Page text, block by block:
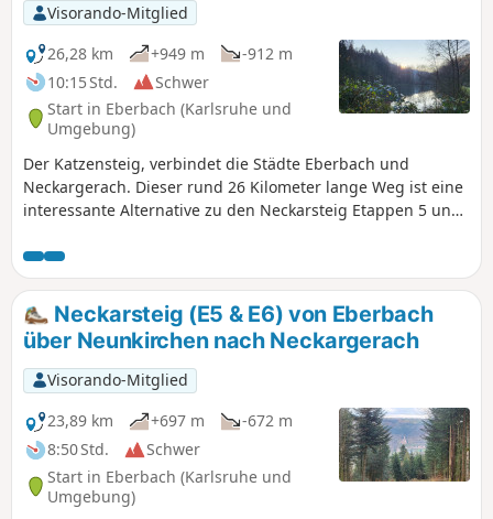
Visorando-Mitglied
26,28 km
+949 m
-912 m
10:15 Std.
Schwer
Start in Eberbach (Karlsruhe und
Umgebung)
Der Katzensteig, verbindet die Städte Eberbach und
Neckargerach. Dieser rund 26 Kilometer lange Weg ist eine
interessante Alternative zu den Neckarsteig Etappen 5 und
Ausblicken und kulturellen Sehenswürdigkeiten.
Neckarsteig (E5 & E6) von Eberbach
über Neunkirchen nach Neckargerach
Visorando-Mitglied
23,89 km
+697 m
-672 m
8:50 Std.
Schwer
Start in Eberbach (Karlsruhe und
Umgebung)